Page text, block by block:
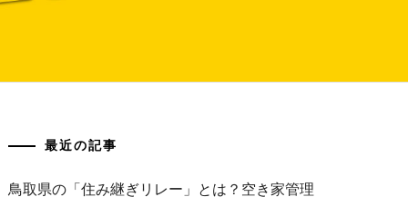
最近の記事
鳥取県の「住み継ぎリレー」とは？空き家管理